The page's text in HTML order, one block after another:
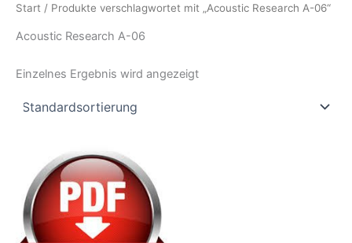
Start / Produkte verschlagwortet mit „Acoustic Research A-06“
Acoustic Research A-06
Einzelnes Ergebnis wird angezeigt